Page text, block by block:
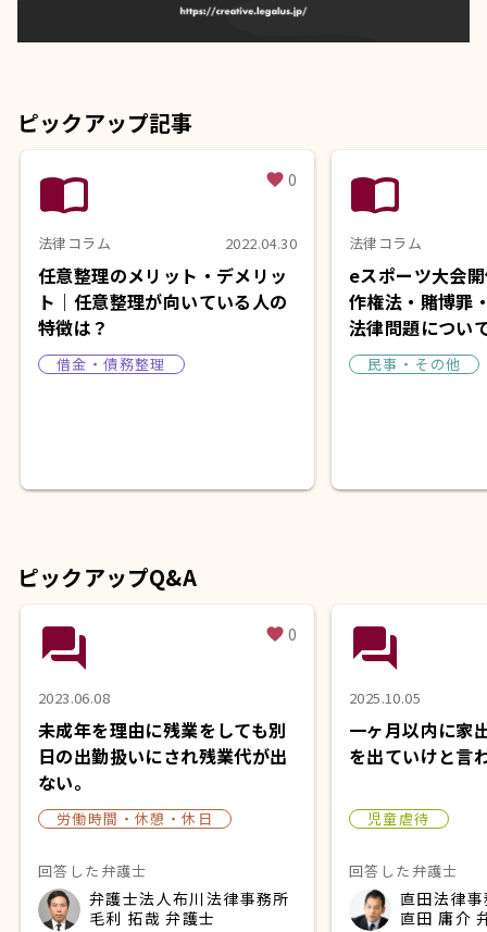
ピックアップ記事
import_contacts favorite 0
法律コラム 2022.04.30
任意整理のメリット・デメリッ
ト｜任意整理が向いている人の
特徴は？
借金・債務整理
import_contacts
法律コラム
eスポーツ大会
作権法・賭博罪
法律問題につい
民事・その他
ピックアップQ&A
question_answer favorite 0
2023.06.08
未成年を理由に残業をしても別
日の出勤扱いにされ残業代が出
ない。
労働時間・休憩・休日
回答した弁護士
弁護士法人布川法律事務所
毛利 拓哉 弁護士
question_answer
2025.10.05
一ヶ月以内に家
を出ていけと言
児童虐待
回答した弁護士
直田法律
直田 庸介